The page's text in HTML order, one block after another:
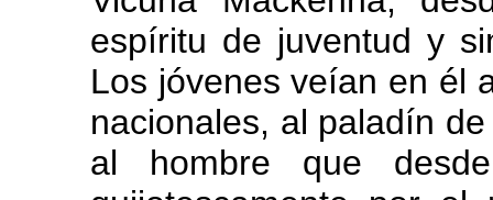
espíritu de juventud y
Los jóvenes veían en él
nacionales, al paladín
al hombre que